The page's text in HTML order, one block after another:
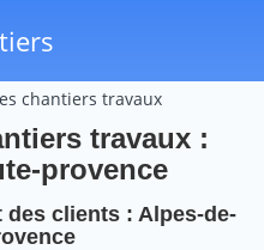
chantiers travaux
travaux :
provence
clients : Alpes-de-